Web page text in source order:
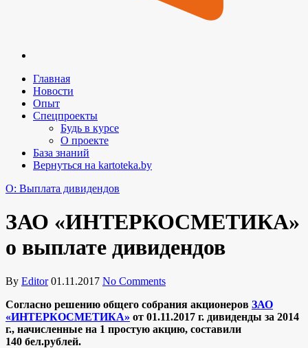
Главная
Новости
Опыт
Спецпроекты
Будь в курсе
О проекте
База знаний
Вернуться на kartoteka.by
O: Выплата дивидендов
ЗАО «ИНТЕРКОСМЕТИКА»
о выплате дивидендов
By Editor 01.11.2017 No Comments
Согласно решению общего собрания акционеров ЗАО
«ИНТЕРКОСМЕТИКА» от 01.11.2017 г. дивиденды за 2014
г., начисленные на 1 простую акцию, составили
140 бел.рублей.